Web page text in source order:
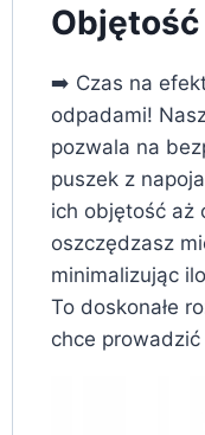
Objętość
➡️ Czas na
odpadami!
pozwala na
puszek z
ich objętość aż
oszczędzasz
minimalizując
To doskonałe
chce